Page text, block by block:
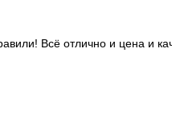
Всё отлично и цена и